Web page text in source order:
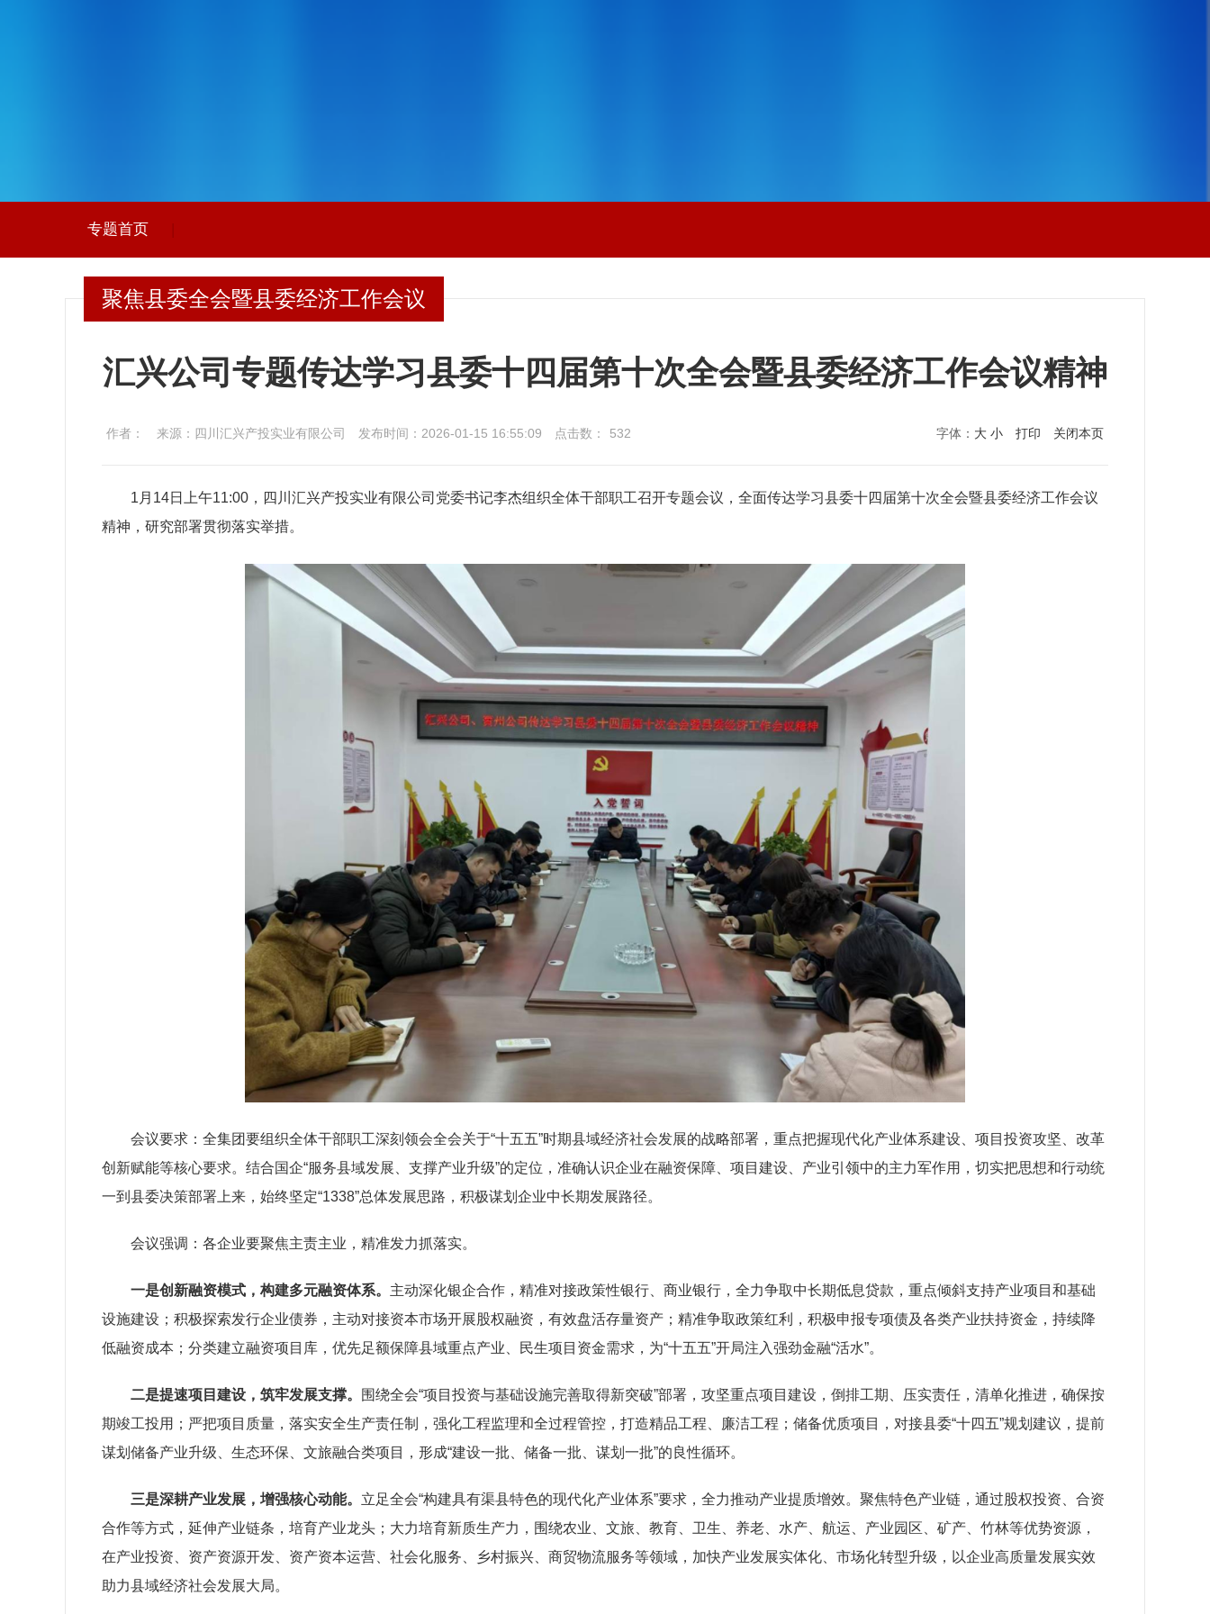
专题首页 |
聚焦县委全会暨县委经济工作会议
汇兴公司专题传达学习县委十四届第十次全会暨县委经济工作会议精神
字体： 大 小 打印 关闭本页
作者： 来源：四川汇兴产投实业有限公司 发布时间：2026-01-15 16:55:09 点击数： 532
1 月 14日上午11:00 ，四川汇兴产投实业有限公司党委书记李杰组织全体干部职工召开专题会议，全面传达学习县委十四届第十次全会暨县委经济工作会议
精神，研究部署贯彻落实举措。
会议要求 ： 全集团要组织全体干部职工深刻领会全会关于“十五五”时期县域经济社会发展的战略部署，重点把握现代化产业体系建设、项目投资攻坚、改革
创新赋能等核心要求。结合国企“服务县域发展、支撑产业升级”的定位，准确认识企业在融资保障、项目建设、产业引领中的主力军作用，切实把思想和行动统
一到县委决策部署上来， 始终坚定“1338”总体发展思路， 积极谋划企业中长期发展路径。
会议强调：各企业要聚焦主责主业，精准发力抓落实。
一是创新融资模式，构建多元融资体系。 主动深化银企合作，精准对接政策性银行、商业银行，全力争取中长期低息贷款，重点倾斜支持产业项目和基础
设施建设；积极探索发行企业债券，主动对接资本市场开展股权融资，有效盘活存量资产；精准争取政策红利，积极申报专项债及各类产业扶持资金，持续降
低融资成本；分类建立融资项目库，优先足额保障县域重点产业、民生项目资金需求，为“十五五”开局注入强劲金融“活水”。
二是提速项目建设，筑牢发展支撑。 围绕全会“项目投资与基础设施完善取得新突破”部署，攻坚重点项目建设，倒排工期、压实责任，清单化推进，确保按
期竣工投用；严把项目 质量 ，落实安全生产责任制，强化工程监理和全过程管控，打造精品工程、廉洁工程；储备优质项目，对接县委“十四五”规划建议，提前
谋划储备产业升级、生态环保、文旅融合类项目，形成“建设一批、储备一批、谋划一批”的良性循环。
三是深耕产业发展，增强核心动能。 立足全会“构建具有渠县特色的现代化产业体系”要求，全力推动产业提质增效。聚焦特色产业链，通过股权投资、合资
合作等方式，延伸产业链条，培育产业龙头；大力培育新质生产力，围绕农业、文旅、教育、卫生、养老、水产、航运、产业园区、矿产、竹林等优势资源，
在产业投资、资产资源开发、资产资本运营、社会化服务、乡村振兴、商贸物流服务等领域，加快产业发展实体化、 市场化转型升级， 以企业高质量发展实效
助力县域经济社会发展大局。